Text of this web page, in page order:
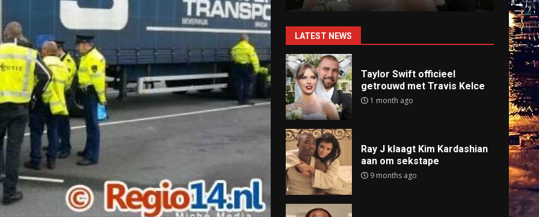
LATEST NEWS
Taylor Swift officieel
getrouwd met Travis Kelce
1 month ago
Ray J klaagt Kim Kardashian
aan om sekstape
9 months ago